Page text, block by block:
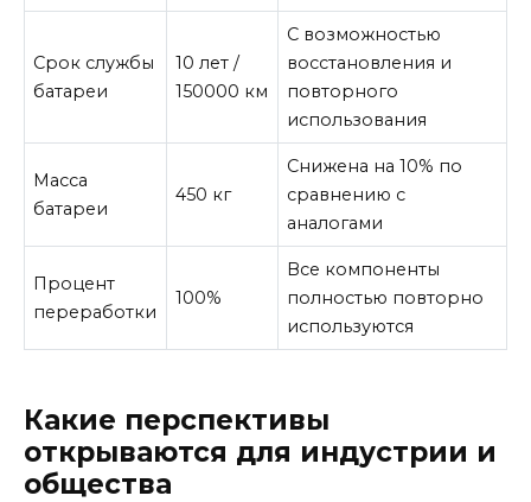
Срок службы
батареи
10 лет /
150000 км
С возможностью
восстановления и
повторного
использования
Масса
батареи
450 кг
Снижена на 10% по
сравнению с
аналогами
Процент
переработки
100%
Все компоненты
полностью повторно
используются
Какие перспективы
открываются для индустрии и
общества